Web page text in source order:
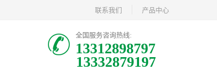
联系我们 产品中心
全国服务咨询热线:
13312898797